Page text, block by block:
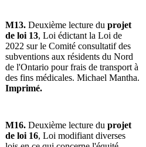
M13. Deuxième lecture du projet
de loi 13, Loi édictant la Loi de
2022 sur le Comité consultatif des
subventions aux résidents du Nord
de l'Ontario pour frais de transport à
des fins médicales. Michael Mantha.
Imprimé.
M16. Deuxième lecture du projet
de loi 16, Loi modifiant diverses